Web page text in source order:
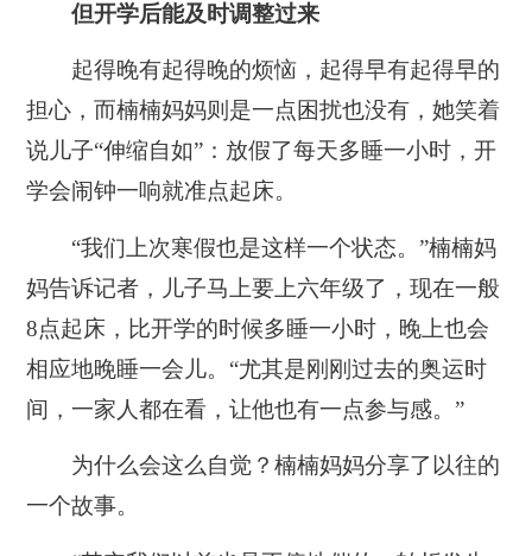
但开学后能及时调整过来
起得晚有起得晚的烦恼，起得早有起得早的
担心，而楠楠妈妈则是一点困扰也没有，她笑着
说儿子“伸缩自如”：放假了每天多睡一小时，开
学会闹钟一响就准点起床。
“我们上次寒假也是这样一个状态。”楠楠妈
妈告诉记者，儿子马上要上六年级了，现在一般
8点起床，比开学的时候多睡一小时，晚上也会
相应地晚睡一会儿。“尤其是刚刚过去的奥运时
间，一家人都在看，让他也有一点参与感。”
为什么会这么自觉？楠楠妈妈分享了以往的
一个故事。